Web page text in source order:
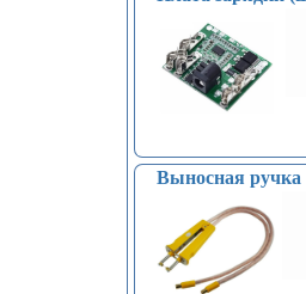
Выносная ручка